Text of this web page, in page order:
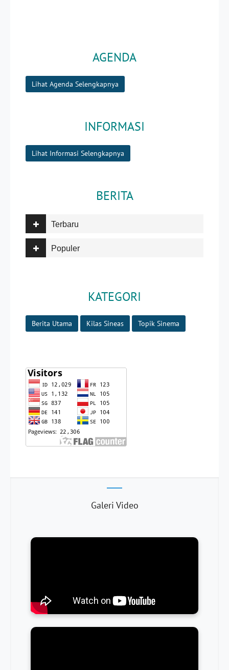
AGENDA
Lihat Agenda Selengkapnya
INFORMASI
Lihat Informasi Selengkapnya
BERITA
Terbaru
Populer
KATEGORI
Berita Utama Kilas Sineas Topik Sinema
Galeri Video